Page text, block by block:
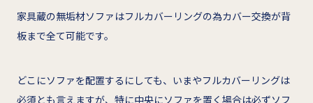
家具蔵の無垢材ソファはフルカバーリングの為カバー交換が背
板まで全て可能です。
どこにソファを配置するにしても、いまやフルカバーリングは
必須とも言えますが、特に中央にソファを置く場合は必ずソフ